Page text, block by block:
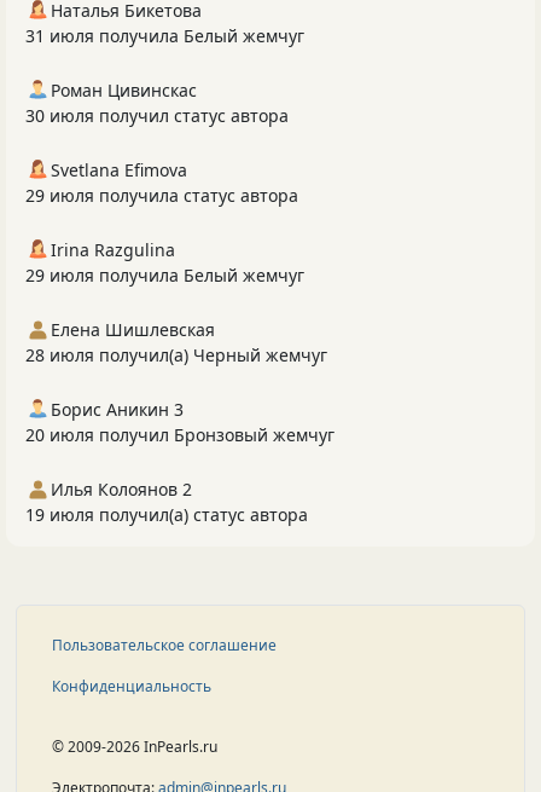
Наталья Бикетова
31 июля получила Белый жемчуг
Роман Цивинскас
30 июля получил статус автора
Svetlana Efimova
29 июля получила статус автора
Irina Razgulina
29 июля получила Белый жемчуг
Елена Шишлевская
28 июля получил(а) Черный жемчуг
Борис Аникин 3
20 июля получил Бронзовый жемчуг
Илья Колоянов 2
19 июля получил(а) статус автора
Пользовательское соглашение
Конфиденциальность
© 2009-2026 InPearls.ru
Электропочта:admin@inpearls.ru